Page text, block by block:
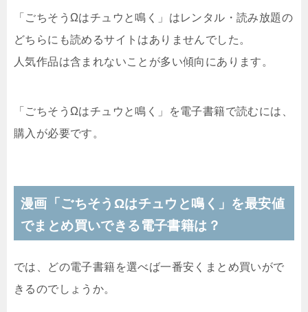
「ごちそうΩはチュウと鳴く」はレンタル・読み放題の
どちらにも読めるサイトはありませんでした。
人気作品は含まれないことが多い傾向にあります。
「ごちそうΩはチュウと鳴く」を電子書籍で読むには、
購入が必要です。
漫画「ごちそうΩはチュウと鳴く」を最安値
でまとめ買いできる電子書籍は？
では、どの電子書籍を選べば一番安くまとめ買いがで
きるのでしょうか。